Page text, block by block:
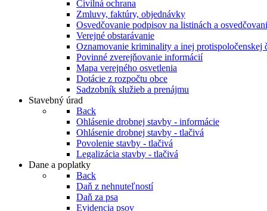
Civilná ochrana
Zmluvy, faktúry, objednávky
Osvedčovanie podpisov na listinách a
Verejné obstarávanie
Oznamovanie kriminality a inej protispoločenskej
Povinné zverejňovanie informácií
Mapa verejného osvetlenia
Dotácie z rozpočtu obce
Sadzobník služieb a prenájmu
Stavebný úrad
Back
Ohlásenie drobnej stavby - informácie
Ohlásenie drobnej stavby - tlačivá
Povolenie stavby - tlačivá
Legalizácia stavby - tlačivá
Dane a poplatky
Back
Daň z nehnuteľností
Daň za psa
Evidencia psov